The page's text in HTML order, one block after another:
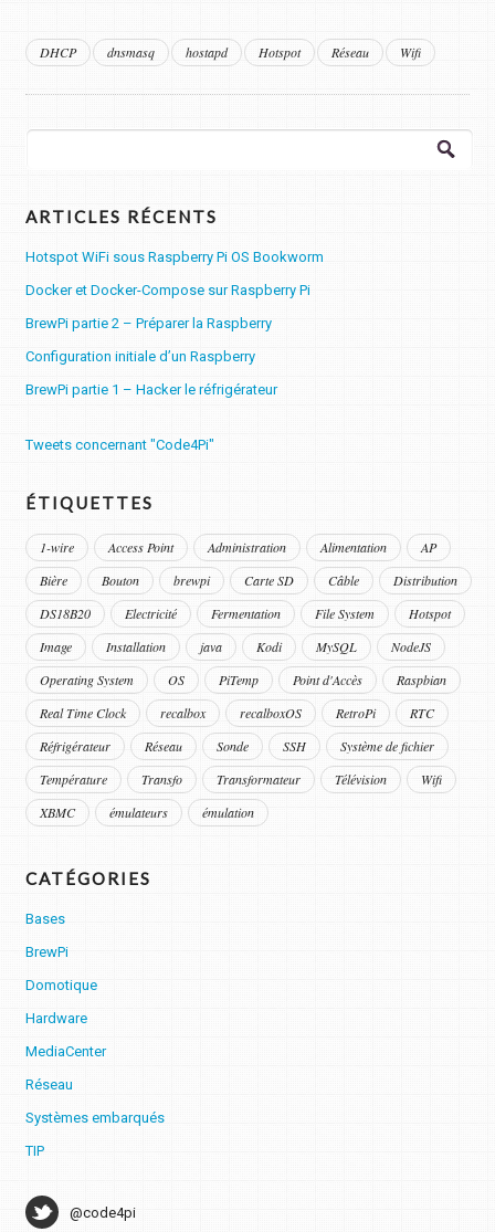
DHCP dnsmasq hostapd Hotspot Réseau Wifi
Rechercher :
ARTICLES RÉCENTS
Hotspot WiFi sous Raspberry Pi OS Bookworm
Docker et Docker-Compose sur Raspberry Pi
BrewPi partie 2 – Préparer la Raspberry
Configuration initiale d’un Raspberry
BrewPi partie 1 – Hacker le réfrigérateur
Tweets concernant "Code4Pi"
ÉTIQUETTES
1-wire Access Point Administration Alimentation
AP
Bière
Bouton brewpi Carte SD Câble
Distribution
DS18B20
Electricité Fermentation File System
Hotspot
Image
Installation java Kodi MySQL
NodeJS
Operating System
OS PiTemp Point d'Accès
Raspbian
Real Time Clock
recalbox recalboxOS RetroPi
RTC
Réfrigérateur
Réseau Sonde SSH
Système de fichier
Température
Transfo Transformateur Télévision
Wifi
XBMC
émulateurs émulation
CATÉGORIES
Bases
BrewPi
Domotique
Hardware
MediaCenter
Réseau
Systèmes embarqués
TIP
@code4pi